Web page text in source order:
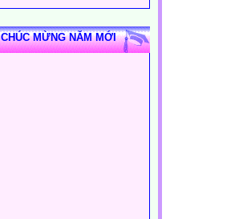
CHÚC MỪNG NĂM MỚI